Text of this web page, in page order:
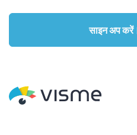
साइन अप